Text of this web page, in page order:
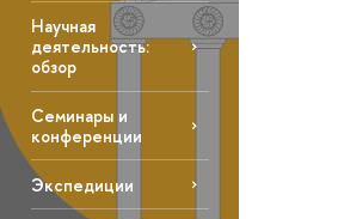
Научная
деятельность:
обзор
Семинары и
конференции
Экспедиции